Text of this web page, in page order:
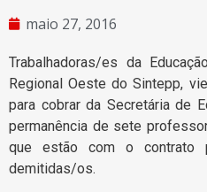
maio 27, 2016
Trabalhadoras/es da
Regional Oeste do Sintepp,
para cobrar da Secretária de
permanência de sete
que estão com o contrato
demitidas/os.